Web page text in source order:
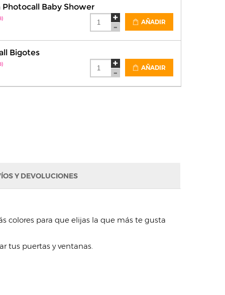
Photocall Baby Shower
AÑADIR
Bigotes
AÑADIR
Y DEVOLUCIONES
colores para que elijas la que más te gusta
tus puertas y ventanas.